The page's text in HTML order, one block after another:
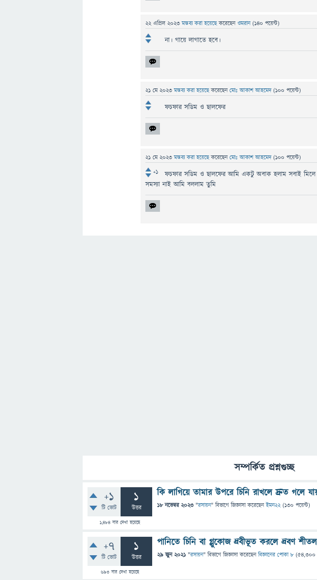
22 এপ্রিল 2023 মন্তব্য করা হয়েছেকরেছেনওমরান (140 পয়েন্ট)
না। গায়ে লাগাতে হবে।
21 মে 2023 মন্তব্য করা হয়েছেকরেছেনমোঃ আকাশ আহমেদ (100 পয়েন্ট)
ফচফার সডিম ও ছালফের
21 মে 2023 মন্তব্য করা হয়েছেকরেছেনমোঃ আকাশ আহমেদ (100 পয়েন্ট)
+1
ফচফার সডিম ও ছালফের আমি একটু অবাক হলাম সবাই
সমস্যা নাই আমি বললাম তুমি
সম্পর্কিত প্রশ্নগুচ্ছ
+1
টি ভোট
1
উত্তর
1,484 বার দেখা হয়েছে
কি লাগিয়ে তামার উপরে চিনি রাখলে দ্রুত গলে
18 নভেম্বর 2023 "রসায়ন" বিভাগে জিজ্ঞাসাকরেছেনইমন22 (130 পয়েন্ট)
+7
টি ভোট
1
উত্তর
693 বার দেখা হয়েছে
পানিতে চিনি বা গ্লুকোজ দ্রবীভূত করলে দ্রবণ
29 জুন 2021 "রসায়ন" বিভাগে জিজ্ঞাসাকরেছেনবিজ্ঞানের পোকা ৮ (54,300